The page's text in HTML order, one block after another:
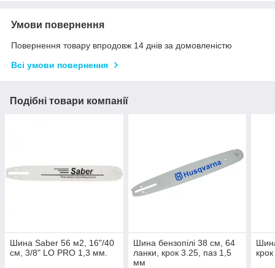
Умови повернення
Повернення товару впродовж 14 днів за домовленістю
Всі умови повернення
Подібні товари компанії
Шина Saber 56 м2, 16"/40
см, 3/8" LO PRO 1,3 мм.
Шина бензопілі 38 см, 64
ланки, крок 3.25, паз 1,5
мм